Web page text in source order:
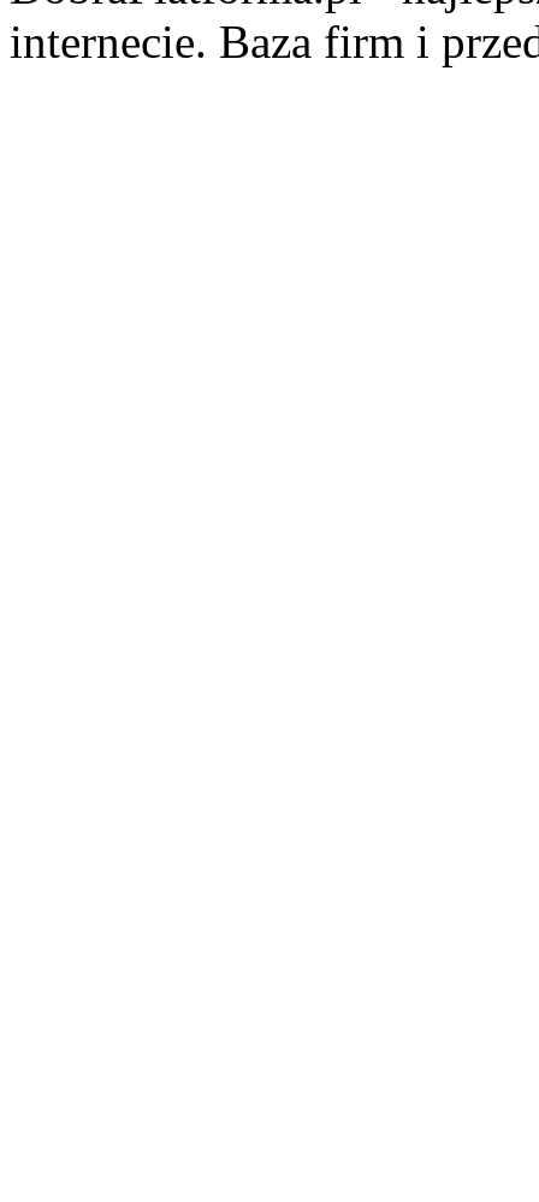
internecie. Baza firm i